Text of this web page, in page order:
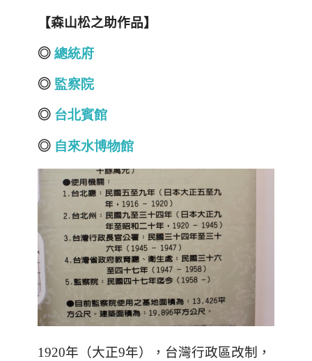
【森山松之助作品】
◎ 總統府
◎ 監察院
◎ 台北賓館
◎ 自來水博物館
1920年（大正9年），台灣行政區改制，